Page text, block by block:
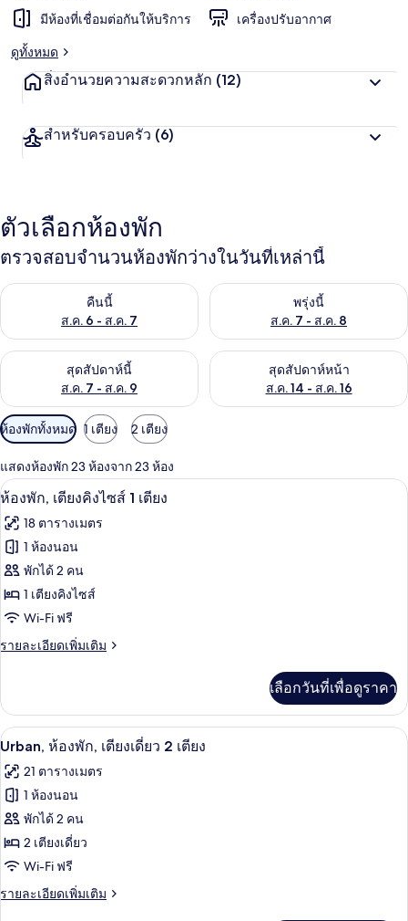
มีห้องที่เชื่อมต่อกันให้บริการ
เครื่องปรับอากาศ
ดูทั้งหมด
สิ่งอำนวยความสะดวกหลัก (12)
สำหรับครอบครัว (6)
ตัวเลือกห้องพัก
ตรวจสอบจำนวนห้องพักว่างในวันที่เหล่านี้
คืนนี้
ส.ค. 6 - ส.ค. 7
ตรวจสอบจำนวนห้องพักว่างในคืนนี้ ส.ค. 6 - ส.ค. 7พรุ่งนี้
ส.ค. 7 - ส.ค. 8
ตรวจสอบจำนวนห้องพักว่างใน
สุดสัปดาห์นี้
ส.ค. 7 - ส.ค. 9
ตรวจสอบจำนวนห้องพักว่างในสุดสัปดาห์นี้ ส.ค. 7 - ส.ค. 9
สุดสัปดาห์หน้า
ส.ค. 14 - ส.ค. 16
ตรวจสอบจำนวนห้องพักว่างใน
ตัว
กรอง
ที่
มี
ให้
สำหรับ
ห้อง
พัก
ห้องพักทั้งหมด 1 เตียง 2 เตียง
แสดงห้องพัก 23 ห้องจาก 23 ห้อง
เปิด
ภาพถ่าย
ทั้งหมด
ของ
ห้อง
พัก,
เตียง
ไซส์
เตียง
เครื่องนอนระดับพรีเมียม, มินิบาร์, ตู้นิ
10
ห้องพัก, เตียงคิงไซส์ 1 เตียง
18 ตารางเมตร
1 ห้องนอน
พักได้ 2 คน
1 เตียงคิงไซส์
Wi-Fi ฟรี
รายละเอียดเพิ่มเติม
ราย
เกี่ยว
กับ
ห้อง
เตียง
คิง
ไซส์
เตียง
เลือกวันที่เพื่อดูราคา
เปิด
ภาพถ่าย
ทั้งหมด
ของ
Urban,
ห้อง
พัก,
Urban, ห้องพัก, เตียงเดี่ยว 2 เตียง |
10
Urban, ห้องพัก, เตียงเดี่ยว 2 เตียง
21 ตารางเมตร
1 ห้องนอน
พักได้ 2 คน
2 เตียงเดี่ยว
Wi-Fi ฟรี
รายละเอียดเพิ่มเติม
ราย